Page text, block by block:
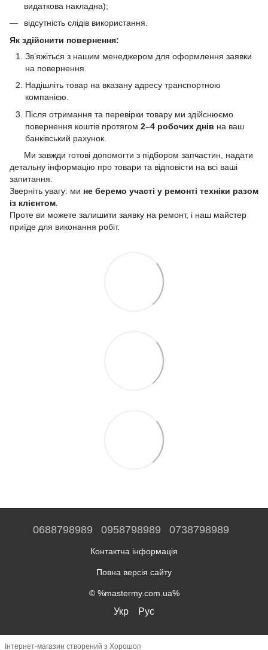
видаткова накладна);
відсутність слідів використання.
Як здійснити повернення:
Зв’яжіться з нашим менеджером для оформлення заявки
на повернення.
Надішліть товар на вказану адресу транспортною
компанією.
Після отримання та перевірки товару ми здійснюємо
повернення коштів протягом 2–4 робочих днів на ваш
банківський рахунок.
Ми завжди готові допомогти з підбором запчастин, надати
детальну інформацію про товари та відповісти на всі ваші
запитання.
Зверніть увагу: ми не беремо участі у ремонті техніки разом
із клієнтом
Проте ви можете залишити заявку на ремонт, і наш майстер
приїде для виконання робіт.
0688798989 0958798989 0738798989
Контактна інформація
Повна версія сайту
© %mastermy.com.ua%
Укр Рус
Інтернет-магазин створений з Хорошоп